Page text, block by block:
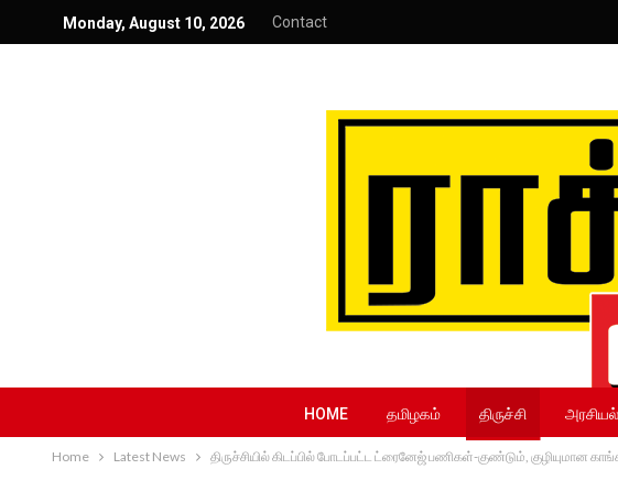
Monday, August 10, 2026 Contact
HOME தமிழகம் திருச்சி அரசியல்
Home Latest News திருச்சியில் கிடப்பில் போடப்பட்ட ட்ரைனேஜ் பணிகள்-குண்டும், குழியுமான